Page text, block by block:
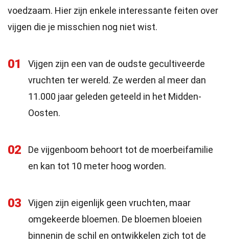
voedzaam. Hier zijn enkele interessante feiten over
vijgen die je misschien nog niet wist.
01
Vijgen zijn een van de oudste gecultiveerde
vruchten ter wereld. Ze werden al meer dan
11.000 jaar geleden geteeld in het Midden-
Oosten.
02
De vijgenboom behoort tot de moerbeifamilie
en kan tot 10 meter hoog worden.
03
Vijgen zijn eigenlijk geen vruchten, maar
omgekeerde bloemen. De bloemen bloeien
binnenin de schil en ontwikkelen zich tot de